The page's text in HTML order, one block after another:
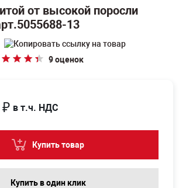
от высокой поросли
13
9 оценок
₽ в т.ч. НДС
Купить товар
Купить в один клик